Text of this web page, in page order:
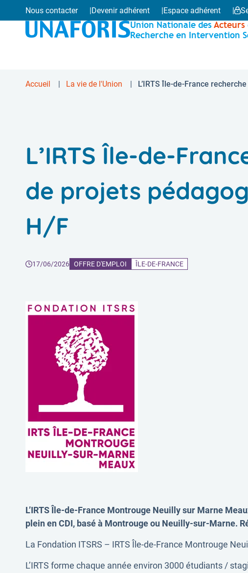
principal
Menu
secondaire
Nous contacter Devenir adhérent Espace adhérent
Union Nationale desActeurs
Recherche en Intervention
Fil
Accueil La vie de l'Union L’IRTS Île-de-France
L’IRTS Île-de-
de projets
H/F
17/06/2026 OFFRE D'EMPLOI ÎLE-DE-FRANCE
L’IRTS Île-de-France Montrouge Neuilly sur Marne
plein en CDI, basé à Montrouge ou Neuilly-sur-Marne.
La Fondation ITSRS – IRTS Île-de-France Montrouge
L’IRTS forme chaque année environ 3000 étudiants /